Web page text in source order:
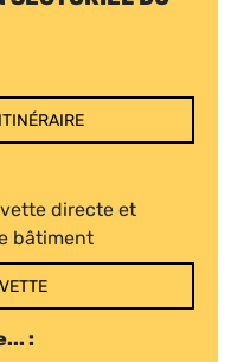
directe et
bâtiment
: